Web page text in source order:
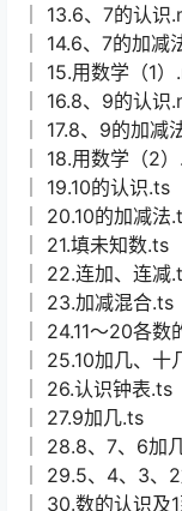
│ 13.6、7的认识
│ 14.6、7的加减
│ 15.用数学（1
│ 16.8、9的认识
│ 17.8、9的加减
│ 18.用数学（2
│ 19.10的认识.ts
│ 20.10的加减法
│ 21.填未知数.ts
│ 22.连加、连减
│ 23.加减混合.ts
│ 24.11～20各数
│ 25.10加几、十
│ 26.认识钟表.ts
│ 27.9加几.ts
│ 28.8、7、6加
│ 29.5、4、3、
│ 30.数的认识及